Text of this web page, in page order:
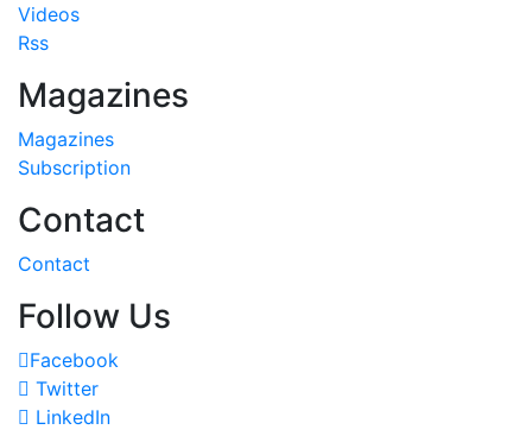
Videos
Rss
Magazines
Magazines
Subscription
Contact
Contact
Follow Us
Facebook
Twitter
LinkedIn